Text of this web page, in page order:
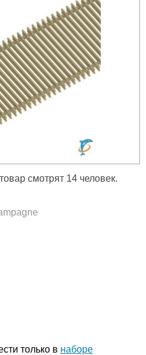
смотрят 14 человек.
только в наборе